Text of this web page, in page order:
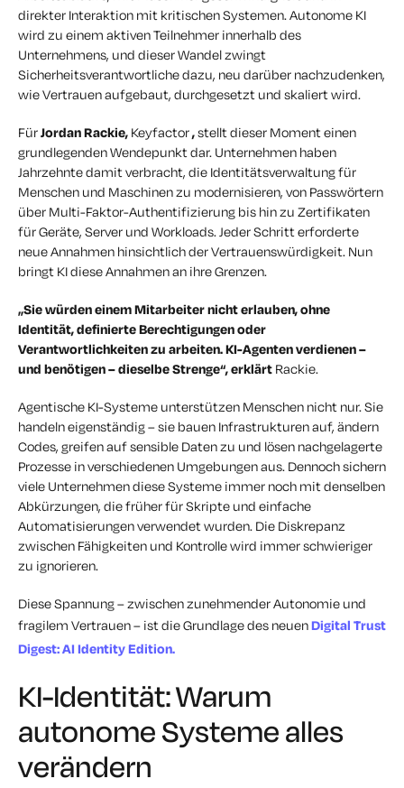
direkter Interaktion mit kritischen Systemen. Autonome KI
wird zu einem aktiven Teilnehmer innerhalb des
Unternehmens, und dieser Wandel zwingt
Sicherheitsverantwortliche dazu, neu darüber nachzudenken,
wie Vertrauen aufgebaut, durchgesetzt und skaliert wird.
FürJordan Rackie, Keyfactor,stellt dieser Moment einen
grundlegenden Wendepunkt dar. Unternehmen haben
Jahrzehnte damit verbracht, die Identitätsverwaltung für
Menschen und Maschinen zu modernisieren, von Passwörtern
über Multi-Faktor-Authentifizierung bis hin zu Zertifikaten
für Geräte, Server und Workloads. Jeder Schritt erforderte
neue Annahmen hinsichtlich der Vertrauenswürdigkeit. Nun
bringt KI diese Annahmen an ihre Grenzen.
„Sie würden einem Mitarbeiter nicht erlauben, ohne
Identität, definierte Berechtigungen oder
Verantwortlichkeiten zu arbeiten. KI-Agenten verdienen –
und benötigen – dieselbe Strenge“, erklärt Rackie.
Agentische KI-Systeme unterstützen Menschen nicht nur. Sie
handeln eigenständig – sie bauen Infrastrukturen auf, ändern
Codes, greifen auf sensible Daten zu und lösen nachgelagerte
Prozesse in verschiedenen Umgebungen aus. Dennoch sichern
viele Unternehmen diese Systeme immer noch mit denselben
Abkürzungen, die früher für Skripte und einfache
Automatisierungen verwendet wurden. Die Diskrepanz
zwischen Fähigkeiten und Kontrolle wird immer schwieriger
zu ignorieren.
Diese Spannung – zwischen zunehmender Autonomie und
fragilem Vertrauen – ist die Grundlage des neuenDigital Trust
Digest: AI Identity Edition.
KI-Identität: Warum
autonome Systeme alles
verändern